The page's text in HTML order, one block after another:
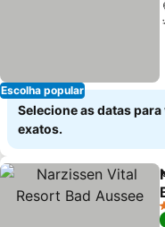
Escolha popular
Selecione as datas
exatos.